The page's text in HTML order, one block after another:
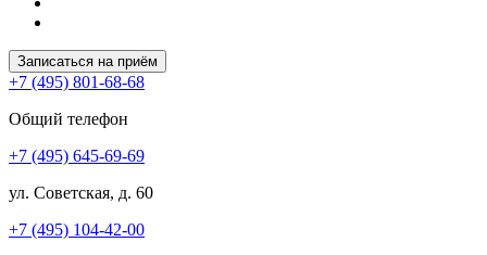
Записаться на приём
+7 (495) 801-68-68
Общий телефон
+7 (495) 645-69-69
ул. Советская, д. 60
+7 (495) 104-42-00